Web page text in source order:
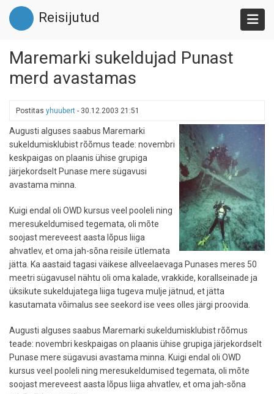
Liigu
edasi
põhisisu
Reisijutud
Maremarki sukeldujad Punast
merd avastamas
Postitas yhuubert - 30.12.2003 21:51
Augusti alguses saabus Maremarki
sukeldumisklubist rõõmus teade: novembri
keskpaigas on plaanis ühise grupiga
järjekordselt Punase mere sügavusi
avastama minna.
Kuigi endal oli OWD kursus veel pooleli ning
meresukeldumised tegemata, oli mõte
soojast mereveest aasta lõpus liiga
ahvatlev, et oma jah-sõna reisile ütlemata
jätta. Ka aastaid tagasi väikese allveelaevaga Punases meres 50
meetri sügavusel nähtu oli oma kalade, vrakkide, korallseinade ja
üksikute sukeldujatega liiga tugeva mulje jätnud, et jätta
kasutamata võimalus see seekord ise vees olles järgi proovida.
Augusti alguses saabus Maremarki sukeldumisklubist rõõmus
teade: novembri keskpaigas on plaanis ühise grupiga järjekordselt
Punase mere sügavusi avastama minna. Kuigi endal oli OWD
kursus veel pooleli ning meresukeldumised tegemata, oli mõte
soojast mereveest aasta lõpus liiga ahvatlev, et oma jah-sõna